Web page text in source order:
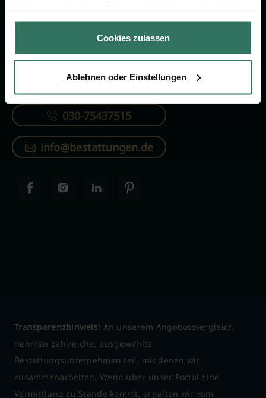
gesammelt haben.
Cookies zulassen
Ablehnen oder Einstellungen
030-75437515
info@bestattungen.de
Transparenzhinweis: An unserem Angebotsvergleich
nehmen zahlreiche, ausgewählte
Bestattungsunternehmen teil, mit denen wir
zusammenarbeiten. Wenn über unser Portal eine
Vermittlung zu Stande kommt, erhalten wir vom